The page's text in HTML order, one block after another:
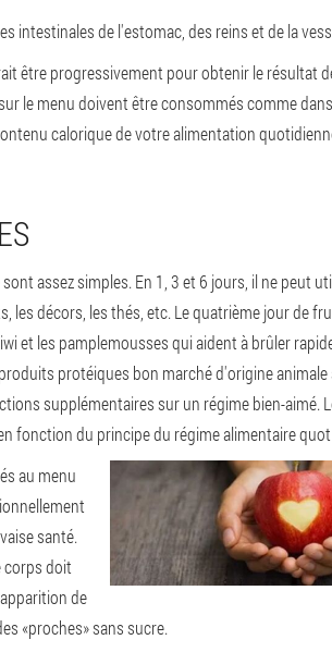
intestinales de l'estomac, des reins et de la
être progressivement pour obtenir le résultat
le menu doivent être consommés comme
calorique de votre alimentation
assez simples. En 1, 3 et 6 jours, il ne peut
les décors, les thés, etc. Le quatrième jour de
et les pamplemousses qui aident à brûler
protéiques bon marché d'origine
supplémentaires sur un régime bien-aimé.
fonction du principe du régime alimentaire
au menu
santé.
corps doit
de
«proches» sans sucre.